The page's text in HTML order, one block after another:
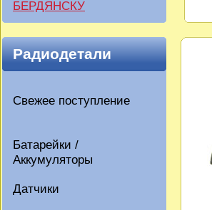
БЕРДЯНСКУ
Радиодетали
Свежее поступление
Батарейки /
Аккумуляторы
Датчики